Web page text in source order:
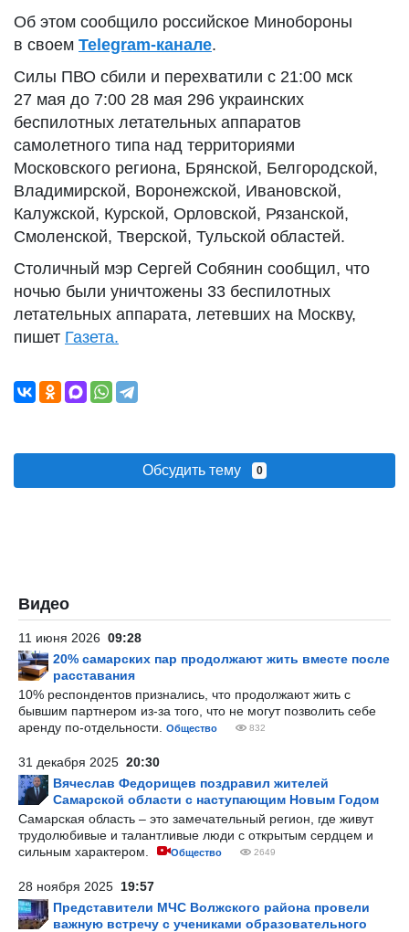
Об этом сообщило российское Минобороны
в своем Telegram-канале.
Силы ПВО сбили и перехватили с 21:00 мск
27 мая до 7:00 28 мая 296 украинских
беспилотных летательных аппаратов
самолетного типа над территориями
Московского региона, Брянской, Белгородской,
Владимирской, Воронежской, Ивановской,
Калужской, Курской, Орловской, Рязанской,
Смоленской, Тверской, Тульской областей.
Столичный мэр Сергей Собянин сообщил, что
ночью были уничтожены 33 беспилотных
летательных аппарата, летевших на Москву,
пишет Газета.
Обсудить тему 0
Видео
11 июня 2026 09:28
20% самарских пар продолжают жить вместе после
расставания
10% респондентов признались, что продолжают жить с
бывшим партнером из-за того, что не могут позволить себе
аренду по-отдельности.
Общество 832
31 декабря 2025 20:30
Вячеслав Федорищев поздравил жителей
Самарской области с наступающим Новым Годом
Самарская область – это замечательный регион, где живут
трудолюбивые и талантливые люди с открытым сердцем и
сильным характером.
Общество 2649
28 ноября 2025 19:57
Представители МЧС Волжского района провели
важную встречу с учениками образовательного